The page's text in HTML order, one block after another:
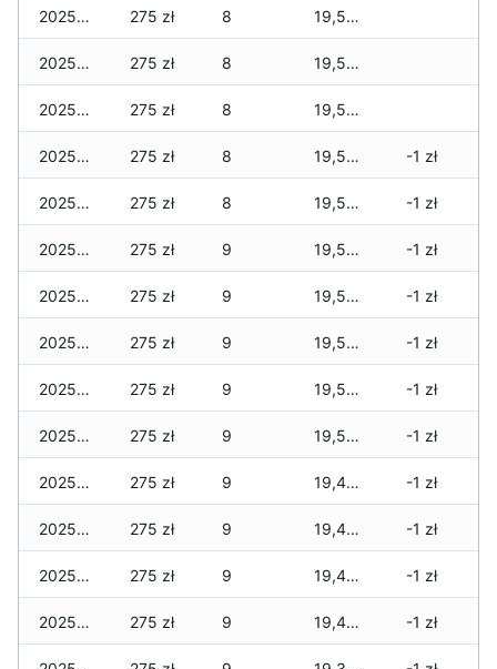
2025-02-09 275 zł 8 19,564 zł
2025-02-08 275 zł 8 19,564 zł
2025-02-07 275 zł 8 19,564 zł
2025-02-06 275 zł 8 19,564 zł -1 zł
2025-02-05 275 zł 8 19,561 zł -1 zł
2025-02-04 275 zł 9 19,561 zł -1 zł
2025-02-02 275 zł 9 19,561 zł -1 zł
2025-02-01 275 zł 9 19,561 zł -1 zł
2025-01-31 275 zł 9 19,561 zł -1 zł
2025-01-22 275 zł 9 19,529 zł -1 zł
2025-01-21 275 zł 9 19,497 zł -1 zł
2025-01-20 275 zł 9 19,497 zł -1 zł
2025-01-19 275 zł 9 19,497 zł -1 zł
2025-01-18 275 zł 9 19,497 zł -1 zł